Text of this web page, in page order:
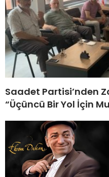
Saadet Partisi’nden
“Üçüncü Bir Yol İçin